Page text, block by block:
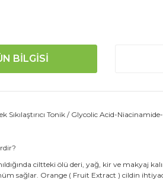
BILGISI
Sıkılaştırıcı Tonik / Glycolic Acid-
ciltteki ölü deri, yağ, kir ve makyaj
sağlar. Orange ( Fruit Extract ) cildin